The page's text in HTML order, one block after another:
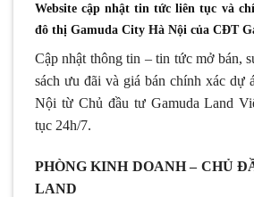
Website cập nhật tin tức liên tục và
đô thị Gamuda City Hà Nội của CĐT
Cập nhật thông tin – tin tức mở bán,
sách ưu đãi và giá bán chính xác dự
Nội từ Chủ đầu tư Gamuda Land
tục 24h/7.
PHÒNG KINH DOANH – CHỦ
LAND